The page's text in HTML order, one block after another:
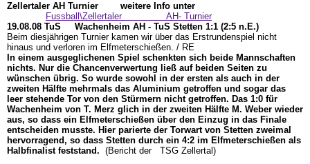
Zellertaler AH Turnier weitere Info unter
Fussball\Zellertaler AH- Turnier
19.08.08 TuS Wachenheim AH - TuS Stetten 1:1 (2:5 n.E.)
Beim diesjährigen Turnier kamen wir über das Erstrundenspiel nicht
hinaus und verloren im Elfmeterschießen. / RE
In einem ausgeglichenen Spiel schenkten sich beide Mannschaften
nichts. Nur die Chancenverwertung ließ auf beiden Seiten zu
wünschen übrig. So wurde sowohl in der ersten als auch in der
zweiten Hälfte mehrmals das Aluminium getroffen und sogar das
leer stehende Tor von den Stürmern nicht getroffen. Das 1:0 für
Wachenheim von T. Merz glich in der zweiten Hälfte M. Weber wieder
aus, so dass ein Elfmeterschießen über den Einzug in das Finale
entscheiden musste. Hier parierte der Torwart von Stetten zweimal
hervorragend, so dass Stetten durch ein 4:2 im Elfmeterschießen als
Halbfinalist feststand. (Bericht der TSG Zellertal)